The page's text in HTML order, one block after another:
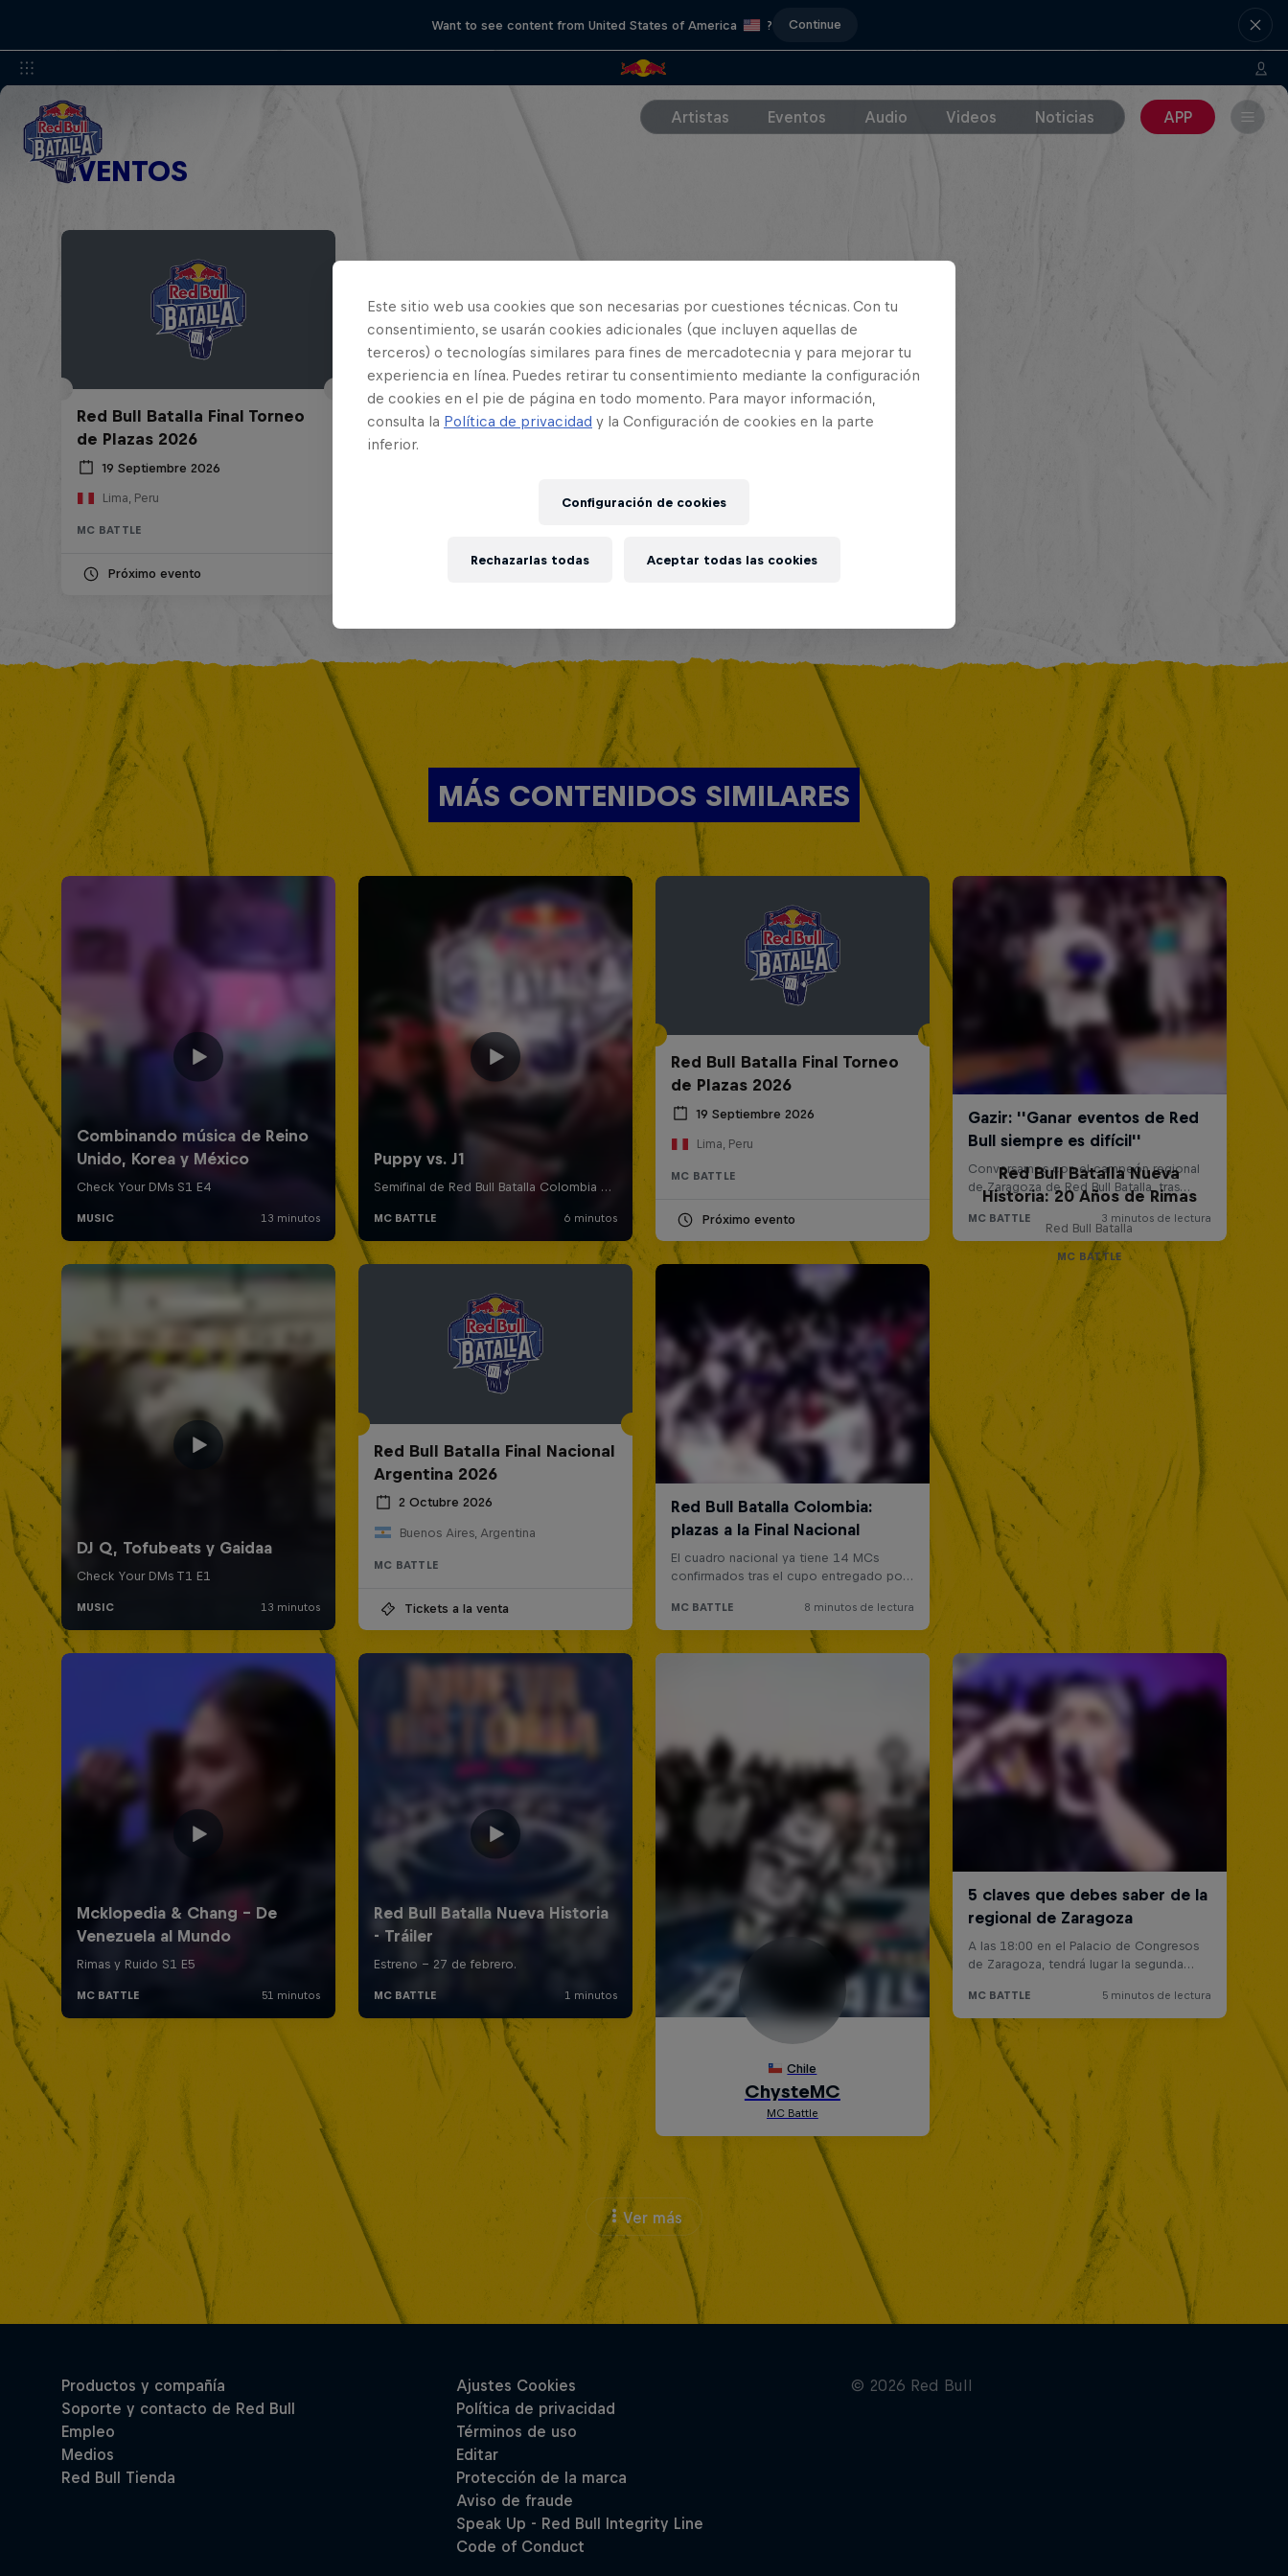
Want to see content from United States of America ? Continue
Artistas Eventos Audio Videos Noticias APP
EVENTOS
Red Bull Batalla Final Torneo
de Plazas 2026
19 Septiembre 2026
Lima, Peru
MC BATTLE
Próximo evento
MÁS CONTENIDOS SIMILARES
Red Bull Batalla Final Torneo
de Plazas 2026
19 Septiembre 2026
Lima, Peru
MC BATTLE
Próximo evento
Red Bull Batalla Final Nacional
Argentina 2026
2 Octubre 2026
Buenos Aires, Argentina
MC BATTLE
Tickets a la venta
Red Bull Batalla Nueva
Historia: 20 Años de Rimas
Red Bull Batalla
MC BATTLE
Ver más
Este sitio web usa cookies que son necesarias por cuestiones técnicas. Con tu
consentimiento, se usarán cookies adicionales (que incluyen aquellas de
terceros) o tecnologías similares para fines de mercadotecnia y para mejorar tu
experiencia en línea. Puedes retirar tu consentimiento mediante la configuración
de cookies en el pie de página en todo momento. Para mayor información,
consulta la Política de privacidad y la Configuración de cookies en la parte
inferior.
Configuración de cookies
Rechazarlas todas Aceptar todas las cookies